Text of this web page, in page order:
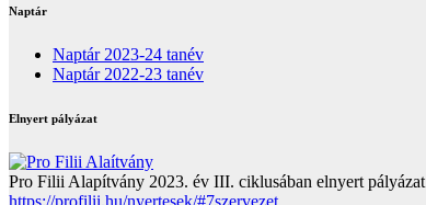
Naptár
Naptár 2023-24 tanév
Naptár 2022-23 tanév
Elnyert pályázat
Pro Filii Alapítvány 2023. év III. ciklusában elnyert pályázat
https://profilii.hu/nyertesek/#7szervezet